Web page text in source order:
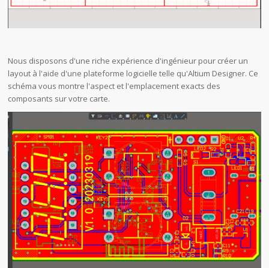
Nous disposons d'une riche expérience d'ingénieur pour créer un
layout à l'aide d'une plateforme logicielle telle qu'Altium Designer. Ce
schéma vous montre l'aspect et l'emplacement exacts des
composants sur votre carte.